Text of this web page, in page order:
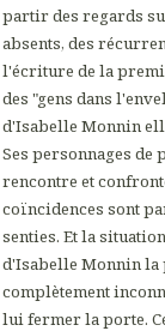
partir des regards
absents, des
l'écriture de la
des "gens dans
d'Isabelle Monnin
Ses personnages
rencontre et
coïncidences sont
senties. Et la
d'Isabelle Monnin
complètement
lui fermer la porte.